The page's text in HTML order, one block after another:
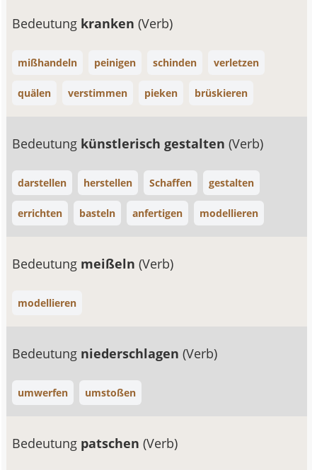
Bedeutung kranken(Verb)
mißhandeln peinigen schinden verletzen
quälen verstimmen pieken brüskieren
Bedeutung künstlerisch gestalten(Verb)
darstellen herstellen Schaffen gestalten
errichten basteln anfertigen modellieren
Bedeutung meißeln(Verb)
modellieren
Bedeutung niederschlagen(Verb)
umwerfen umstoßen
Bedeutung patschen(Verb)